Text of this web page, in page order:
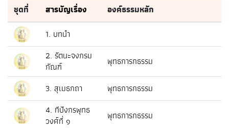
ชุดที่ สารบัญเรื่อง
องค์ธรรมหลัก
1. บทนำ
2. รัตนะจงกรม
กัณฑ์
พุทธการกธรรม
3. สุเมธกถา
พุทธการกธรรม
4. ทีปังกรพุทธ
วงศ์ที่ ๑
พุทธการกธรรม